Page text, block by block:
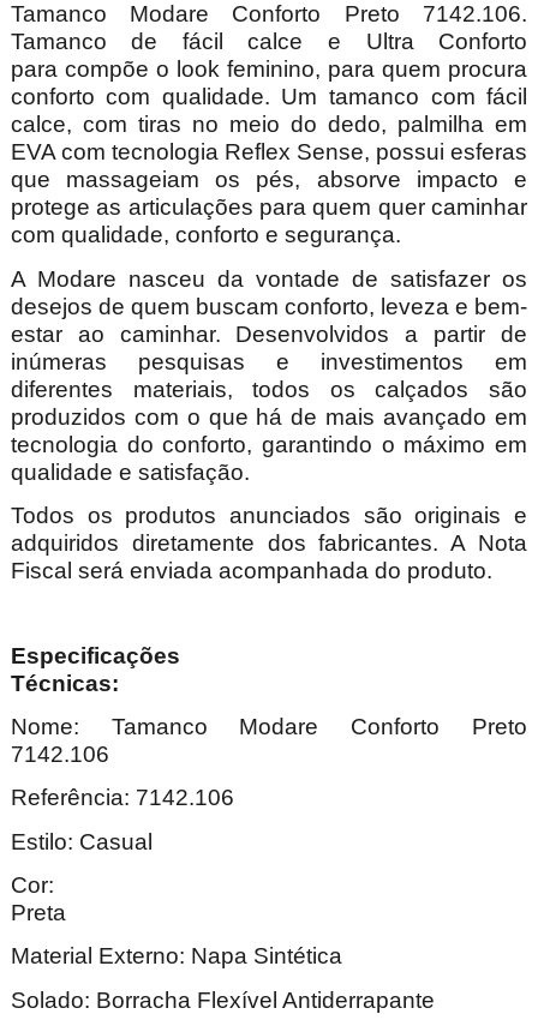
Tamanco Modare Conforto Preto 7142.106.
Tamanco de fácil calce e Ultra Conforto
para compõe o look feminino, para quem procura
conforto com qualidade. Um tamanco com fácil
calce, com tiras no meio do dedo, palmilha em
EVA com tecnologia Reflex Sense, possui esferas
que massageiam os pés, absorve impacto e
protege as articulações para quem quer caminhar
com qualidade, conforto e segurança.
A Modare nasceu da vontade de satisfazer os
desejos de quem buscam conforto, leveza e bem-
estar ao caminhar. Desenvolvidos a partir de
inúmeras pesquisas e investimentos em
diferentes materiais, todos os calçados são
produzidos com o que há de mais avançado em
tecnologia do conforto, garantindo o máximo em
qualidade e satisfação.
Todos os produtos anunciados são originais e
adquiridos diretamente dos fabricantes. A Nota
Fiscal será enviada acompanhada do produto.
Especificações
Nome: Tamanco Modare Conforto Preto
7142.106
Referência: 7142.106
Estilo: Casual
Cor:
Material Externo: Napa Sintética
Solado: Borracha Flexível Antiderrapante